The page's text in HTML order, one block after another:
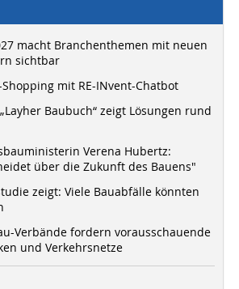
macht Branchenthemen mit neuen
sichtbar
mit RE-INvent-Chatbot
Baubuch“ zeigt Lösungen rund
Verena Hubertz:
über die Zukunft des Bauens"
zeigt: Viele Bauabfälle könnten
Verbände fordern vorausschauende
und Verkehrsnetze